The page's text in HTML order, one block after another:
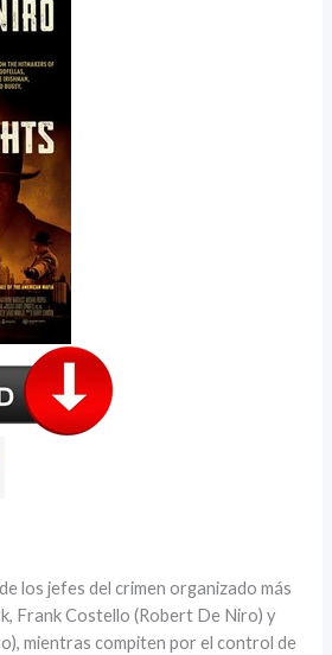
los jefes del crimen organizado más
Frank Costello (Robert De Niro) y
mientras compiten por el control de